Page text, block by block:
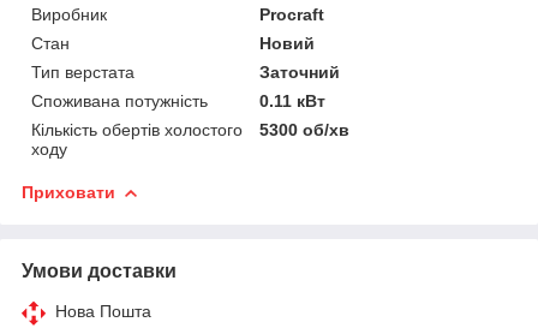
Виробник
Procraft
Стан
Новий
Тип верстата
Заточний
Споживана потужність
0.11 кВт
Кількість обертів холостого
ходу
5300 об/хв
Приховати
Умови доставки
Нова Пошта